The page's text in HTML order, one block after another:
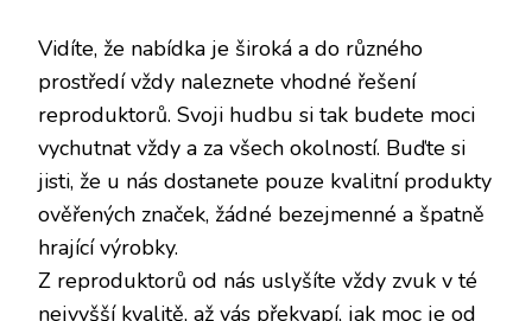
Vidíte, že nabídka je široká a do různého
prostředí vždy naleznete vhodné řešení
reproduktorů. Svoji hudbu si tak budete moci
vychutnat vždy a za všech okolností. Buďte si
jisti, že u nás dostanete pouze kvalitní produkty
ověřených značek, žádné bezejmenné a špatně
hrající výrobky.
Z reproduktorů od nás uslyšíte vždy zvuk v té
nejvyšší kvalitě, až vás překvapí, jak moc je od